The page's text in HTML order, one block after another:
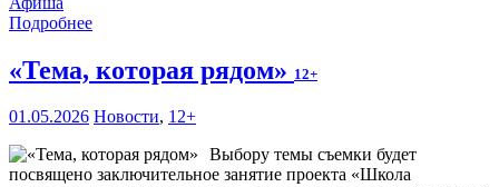
Подробнее
«Тема, которая рядом» 12+
01.05.2026 Новости, 12+
Выбору темы съемки будет
посвящено заключительное занятие проекта «Школа